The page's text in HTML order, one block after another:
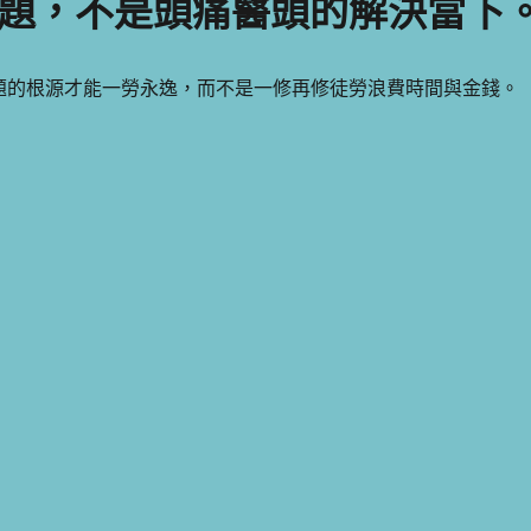
，不是頭痛醫頭的解決當下
根源才能一勞永逸，而不是一修再修徒勞浪費時間與金錢。